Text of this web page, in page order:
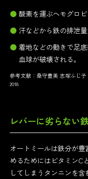
酸素を運ぶヘモグロ
汗などから鉄の排泄量
着地などの動きで足
血球が破壊される。
参考文献：桑守豊美 志塚ふじ
2018
レバーに劣らない
オートミールは鉄分が
めるためにはビタミンC
してしまうタンニンを